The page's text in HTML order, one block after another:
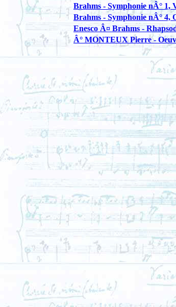
Brahms - Symphonie nÂ° 1,
Brahms - Symphonie nÂ°
Enesco Â¤ Brahms -
Â° MONTEUX Pierre -